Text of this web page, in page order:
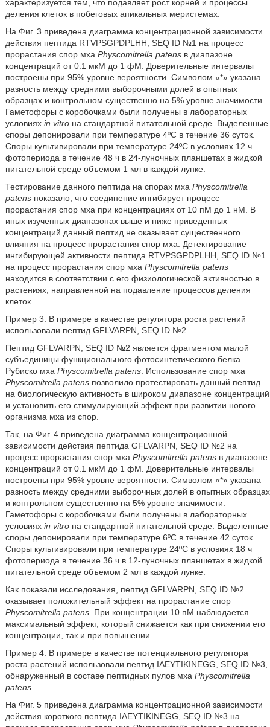
характеризуется тем, что подавляет рост корней и процессы
деления клеток в побеговых апикальных меристемах.
На Фиг. 3 приведена диаграмма концентрационной зависимости
действия пептида RTVPSGPDPLHH, SEQ ID №1 на процесс
прорастания спор мха Physcomitrella patens в диапазоне
концентраций от 0.1 мкМ до 1 фМ. Доверительные интервалы
построены при 95% уровне вероятности. Символом «*» указана
разность между средними выборочными долей в опытных
образцах и контрольном существенно на 5% уровне значимости.
Гаметофоры с коробочками были получены в лабораторных
условиях in vitro на стандартной питательной среде. Выделенные
споры депонировали при температуре 4ºC в течение 36 суток.
Споры культивировали при температуре 24ºC в условиях 12 ч
фотопериода в течение 48 ч в 24-луночных планшетах в жидкой
питательной среде объемом 1 мл в каждой лунке.
Тестирование данного пептида на спорах мха Physcomitrella
patens показало, что соединение ингибирует процесс
прорастания спор мха при концентрациях от 10 пМ до 1 нМ. В
иных изученных диапазонах выше и ниже приведенных
концентраций данный пептид не оказывает существенного
влияния на процесс прорастания спор мха. Детектирование
ингибирующей активности пептида RTVPSGPDPLHH, SEQ ID №1
на процесс прорастания спор мха Physcomitrella patens
находится в соответствии с его физиологической активностью в
растениях, направленной на подавление процессов деления
клеток.
Пример 3. В примере в качестве регулятора роста растений
использовали пептид GFLVARPN, SEQ ID №2.
Пептид GFLVARPN, SEQ ID №2 является фрагментом малой
субъединицы функционального фотосинтетического белка
Рубиско мха Physcomitrella patens. Использование спор мха
Physcomitrella patens позволило протестировать данный пептид
на биологическую активность в широком диапазоне концентраций
и установить его стимулирующий эффект при развитии нового
организма мха из спор.
Так, на Фиг. 4 приведена диаграмма концентрационной
зависимости действия пептида GFLVARPN, SEQ ID №2 на
процесс прорастания спор мха Physcomitrella patens в диапазоне
концентраций от 0.1 мкМ до 1 фМ. Доверительные интервалы
построены при 95% уровне вероятности. Символом «*» указана
разность между средними выборочных долей в опытных образцах
и контрольном существенно на 5% уровне значимости.
Гаметофоры с коробочками были получены в лабораторных
условиях in vitro на стандартной питательной среде. Выделенные
споры депонировали при температуре 6ºC в течение 42 суток.
Споры культивировали при температуре 24ºC в условиях 18 ч
фотопериода в течение 36 ч в 12-луночных планшетах в жидкой
питательной среде объемом 2 мл в каждой лунке.
Как показали исследования, пептид GFLVARPN, SEQ ID №2
оказывает положительный эффект на прорастание спор
Physcomitrella patens. При концентрации 10 пМ наблюдается
максимальный эффект, который снижается как при снижении его
концентрации, так и при повышении.
Пример 4. В примере в качестве потенциального регулятора
роста растений использовали пептид IAEYTIKINEGG, SEQ ID №3,
обнаруженный в составе пептидных пулов мха Physcomitrella
patens.
На Фиг. 5 приведена диаграмма концентрационной зависимости
действия короткого пептида IAEYTIKINEGG, SEQ ID №3 на